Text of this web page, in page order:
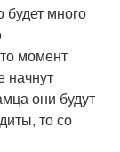
будет много
момент
начнут
они будут
то со